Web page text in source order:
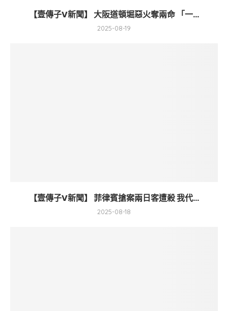
【壹傳子V新聞】 大阪道頓堀惡火奪兩命 「一...
2025-08-19
【壹傳子V新聞】 菲律賓搶案兩日客遭殺 我代...
2025-08-18